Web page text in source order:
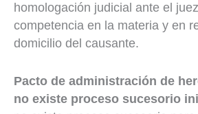
homologación judicial ante el
competencia en la materia y en
domicilio del causante.
Pacto de administración de
no existe proceso sucesorio